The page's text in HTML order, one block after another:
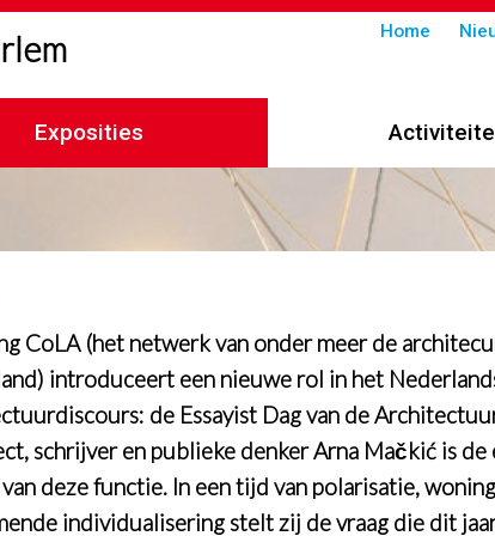
header
Home
Exposities
CoLA (het netwerk van onder meer de
introduceert een nieuwe rol in het
de Essayist Dag van de
schrijver en publieke denker Arna Mačkić is de
deze functie. In een tijd van polarisatie,
individualisering stelt zij de vraag die dit